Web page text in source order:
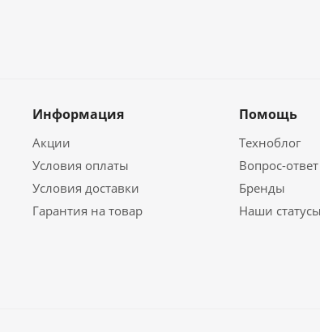
Информация
Акции
Условия оплаты
Условия доставки
Гарантия на товар
Помощь
Техноблог
Вопрос-ответ
Бренды
Наши статусы